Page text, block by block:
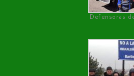
Defensoras